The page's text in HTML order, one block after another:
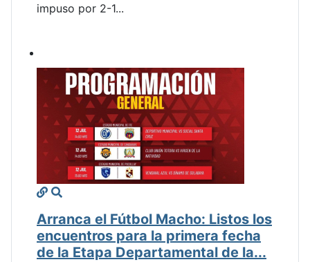
impuso por 2-1...
Arranca el Fútbol Macho: Listos los
encuentros para la primera fecha
de la Etapa Departamental de la...